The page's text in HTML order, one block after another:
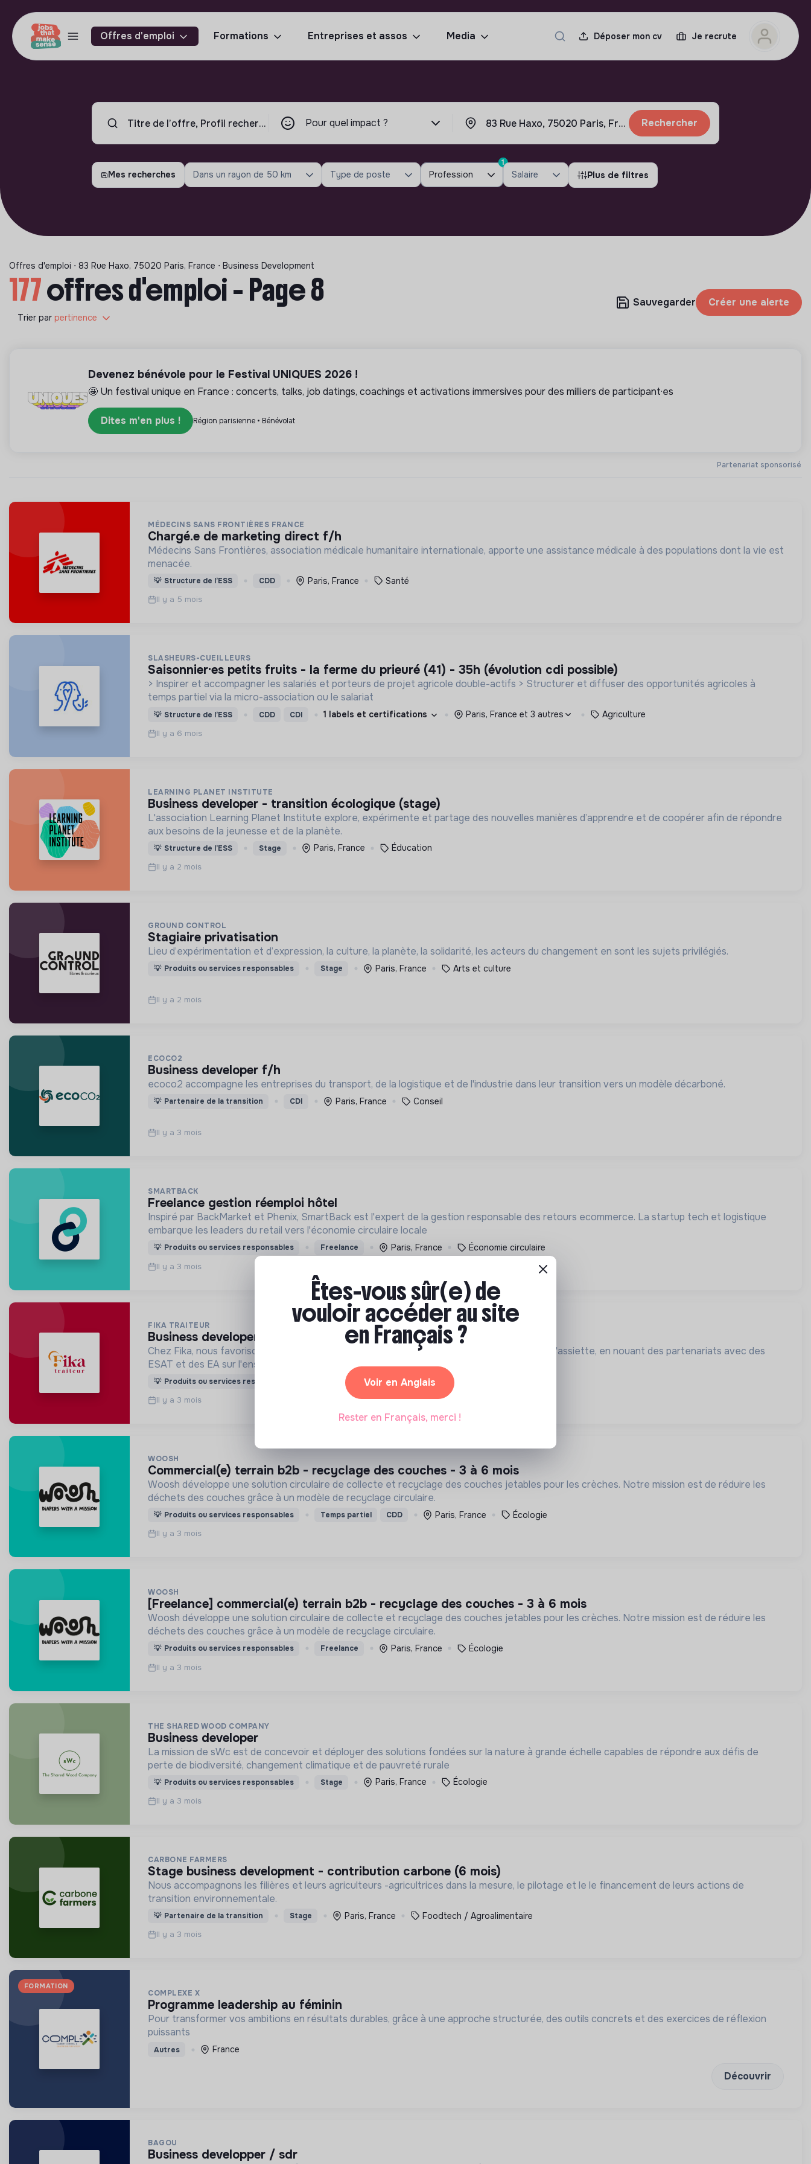
Offres d'emploi Formations Entreprises et assos Media Déposer mon cv Je recrute
Pour quel impact ? Rechercher
Mes recherches Dans un rayon de 50 km Type de poste Profession
1
Salaire Plus de filtres
Offres d'emploi ⋅ 83 Rue Haxo, 75020 Paris, France ⋅ Business Development
177offres d'emploi - Page 8
Trier par pertinence
Sauvegarder Créer une alerte
Partenariat sponsorisé
Devenez bénévole pour le Festival UNIQUES 2026 !
🤩 Un festival unique en France : concerts, talks, job datings, coachings et activations immersives pour des milliers de participant·es
Dites m'en plus ! Région parisienne • Bénévolat
MÉDECINS SANS FRONTIÈRES FRANCE
chargé.e de marketing direct f/h
Médecins Sans Frontières, association médicale humanitaire internationale, apporte une assistance médicale à des populations dont la vie est
menacée.
💡 Structure de l’ESS CDD Paris, France Santé
Il y a 5 mois
SLASHEURS-CUEILLEURS
saisonnier·es petits fruits - la ferme du prieuré (41) - 35h (évolution cdi possible)
> Inspirer et accompagner les salariés et porteurs de projet agricole double-actifs > Structurer et diffuser des opportunités agricoles à
temps partiel via la micro-association ou le salariat
💡 Structure de l’ESS CDD CDI 1 labels et certifications Paris, France et 3 autres Agriculture
Il y a 6 mois
LEARNING PLANET INSTITUTE
business developer - transition écologique (stage)
L'association Learning Planet Institute explore, expérimente et partage des nouvelles manières d’apprendre et de coopérer afin de répondre
aux besoins de la jeunesse et de la planète.
💡 Structure de l’ESS Stage Paris, France Éducation
Il y a 2 mois
GROUND CONTROL
stagiaire privatisation
Lieu d’expérimentation et d’expression, la culture, la planète, la solidarité, les acteurs du changement en sont les sujets privilégiés.
💡 Produits ou services responsables Stage Paris, France Arts et culture
Il y a 2 mois
ECOCO2
business developer f/h
ecoco2 accompagne les entreprises du transport, de la logistique et de l'industrie dans leur transition vers un modèle décarboné.
💡 Partenaire de la transition CDI Paris, France Conseil
Il y a 3 mois
SMARTBACK
freelance gestion réemploi hôtel
Inspiré par BackMarket et Phenix, SmartBack est l'expert de la gestion responsable des retours ecommerce. La startup tech et logistique
embarque les leaders du retail vers l'économie circulaire locale
💡 Produits ou services responsables Freelance Paris, France Économie circulaire
Il y a 3 mois
FIKA TRAITEUR
business developer (en stage)
Chez Fika, nous favorisons l’inclusion des personnes en situation de handicap, de la terre à l'assiette, en nouant des partenariats avec des
ESAT et des EA sur l'ensemble de notre chaîne de valeur.
💡 Produits ou services responsables Paris, France Alimentation
Il y a 3 mois
WOOSH
commercial(e) terrain b2b - recyclage des couches - 3 à 6 mois
Woosh développe une solution circulaire de collecte et recyclage des couches jetables pour les crèches. Notre mission est de réduire les
déchets des couches grâce à un modèle de recyclage circulaire.
💡 Produits ou services responsables Temps partiel CDD Paris, France Écologie
Il y a 3 mois
WOOSH
[freelance] commercial(e) terrain b2b - recyclage des couches - 3 à 6 mois
Woosh développe une solution circulaire de collecte et recyclage des couches jetables pour les crèches. Notre mission est de réduire les
déchets des couches grâce à un modèle de recyclage circulaire.
💡 Produits ou services responsables Freelance Paris, France Écologie
Il y a 3 mois
THE SHARED WOOD COMPANY
business developer
La mission de sWc est de concevoir et déployer des solutions fondées sur la nature à grande échelle capables de répondre aux défis de
perte de biodiversité, changement climatique et de pauvreté rurale
💡 Produits ou services responsables Stage Paris, France Écologie
Il y a 3 mois
CARBONE FARMERS
stage business development - contribution carbone (6 mois)
Nous accompagnons les filières et leurs agriculteurs -agricultrices dans la mesure, le pilotage et le le financement de leurs actions de
transition environnementale.
💡 Partenaire de la transition Stage Paris, France Foodtech / Agroalimentaire
Il y a 3 mois
FORMATION
COMPLEXE X
programme leadership au féminin
Pour transformer vos ambitions en résultats durables, grâce à une approche structurée, des outils concrets et des exercices de réflexion
puissants
Autres France
Découvrir
BAGOU
business developper / sdr
Êtes-vous sûr(e) de
vouloir accéder au site
en Français ?
Voir en Anglais
Rester en Français, merci !